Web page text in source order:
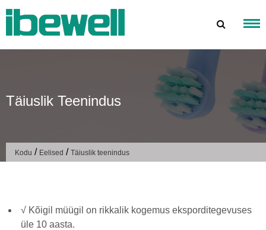
juurde
Täiuslik Teenindus
Kodu / Eelised / Täiuslik teenindus
√ Kõigil müügil on rikkalik kogemus eksporditegevuses
üle 10 aasta.